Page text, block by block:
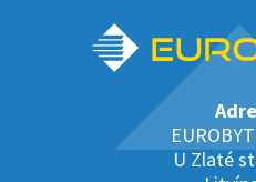
U Zlaté